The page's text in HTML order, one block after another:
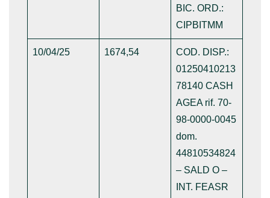
BIC. ORD.:
CIPBITMM
10/04/25 1674,54
COD. DISP.:
01250410213
78140 CASH
AGEA rif. 70-
98-0000-0045
dom.
44810534824
– SALD O –
INT. FEASR